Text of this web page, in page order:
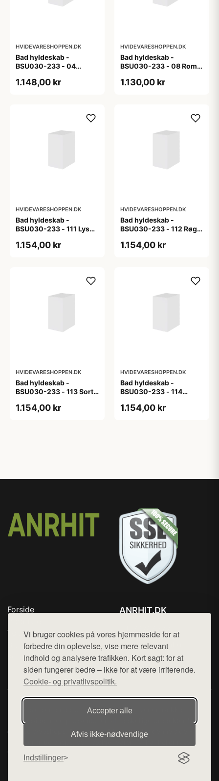
Vi bruger cookies på vores hjemmeside for at
forbedre din oplevelse, vise mere relevant
indhold og analysere trafikken. Kort sagt: for at
siden fungerer bedre – ikke for at være irriterende.
Cookie- og privatlivspolitik.
Accepter alle
Afvis ikke‑nødvendige
Indstillinger
HVIDEVARESHOPPEN.DK
Bad hyldeskab -
BSU030-233 - 04
1.148,00 kr
HVIDEVARESHOPPEN.DK
Bad hyldeskab -
BSU030-233 - 08 Roma
1.130,00 kr
HVIDEVARESHOPPEN.DK
Bad hyldeskab -
BSU030-233 - 111 Lys
1.154,00 kr
HVIDEVARESHOPPEN.DK
Bad hyldeskab -
BSU030-233 - 112 Røget
1.154,00 kr
HVIDEVARESHOPPEN.DK
Bad hyldeskab -
BSU030-233 - 113 Sort
1.154,00 kr
HVIDEVARESHOPPEN.DK
Bad hyldeskab -
BSU030-233 - 114
m/eg ABS-kant
1.154,00 kr
Forside
Top Rabatter
Blog
Kontakt
ANRHIT.DK
Mail: hej@want.dk
Cookie- og privatlivspolitik
Denne side er en del af want.dk, der udgiver en række
hjemmesider med præsentation af forskellige produkter fra
diverse webshops. Der sælges ikke varer fra denne side - vi
henviser til de shops, som sælger varen. Vi har heller ikke
varerne på lager.